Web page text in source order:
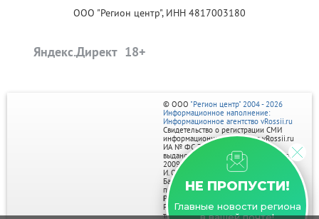
ООО "Регион центр", ИНН 4817003180
Яндекс.Директ
НЕ ПРОПУСТИ!
Главные новости региона
© ООО "Регион центр" 2004 - 2026
Информационное наполнение:
Информационное агентство vRossii.ru
Свидетельство о регистрации СМИ
информационного агентства vRossii.ru
ИА № ФС 77‑35502
выдано РОСКОМНАДЗОРом 04 марта
2009г.
И. О. Главного редактора Нарыков А. Н.
Баннеры на портале размещаются на
правах рекламы.
Реклама на портале:
Рекламное агентство "Умный маркетинг"
тел. 7-910-267-70-40,